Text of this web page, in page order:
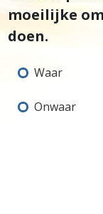
moeilijke
doen.
Waar
Onwaar